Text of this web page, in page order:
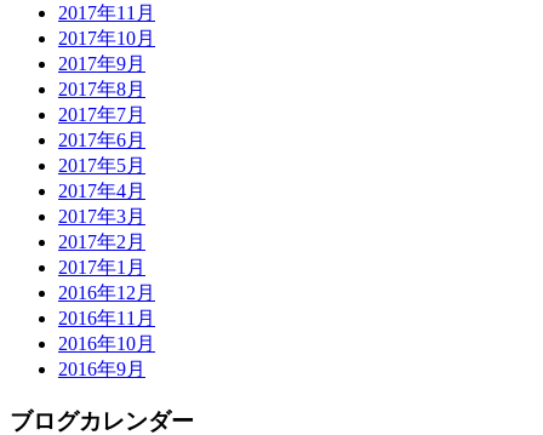
2017年11月
2017年10月
2017年9月
2017年8月
2017年7月
2017年6月
2017年5月
2017年4月
2017年3月
2017年2月
2017年1月
2016年12月
2016年11月
2016年10月
2016年9月
ブログカレンダー